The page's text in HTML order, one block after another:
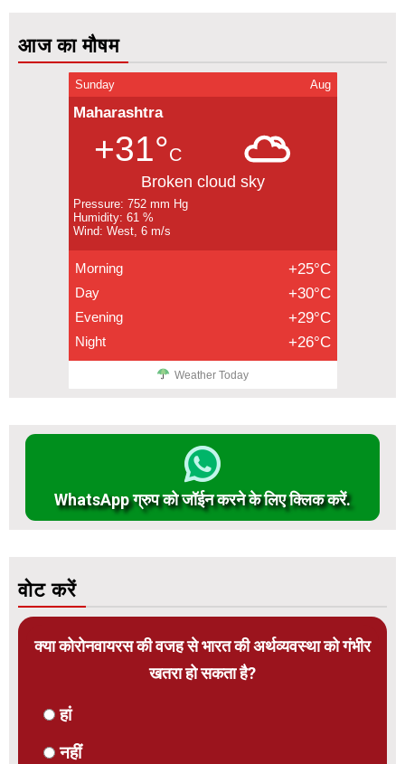
आज का मौषम
Sunday Aug
Maharashtra
+31°C
Broken cloud sky
Pressure: 752 mm Hg
Humidity: 61 %
Wind: West, 6 m/s
Morning +25°C
Day +30°C
Evening +29°C
Night +26°C
Weather Today
WhatsApp ग्रुप को जॉईन करने के लिए क्लिक करें.
वोट करें
क्या कोरोनवायरस की वजह से भारत की अर्थव्यवस्था को गंभीर
खतरा हो सकता है?
हां
नहीं